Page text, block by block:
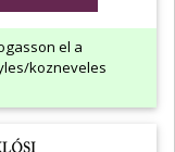
el a
kozneveles